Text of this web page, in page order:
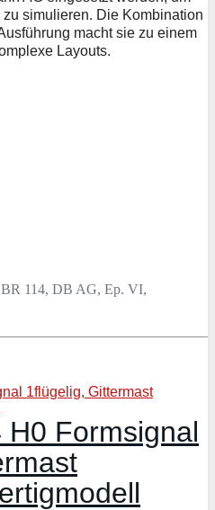
simulieren. Die Kombination
macht sie zu einem
Layouts.
Formsignal